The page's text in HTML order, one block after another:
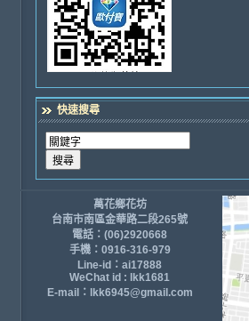
快速搜尋
萬花鄉花坊
台南市南區金華路二段265號
電話：(06)2920668
手機：0916-316-979
Line-id：ai17888
WeChat id : lkk1681
E-mail：lkk6945@gmail.com